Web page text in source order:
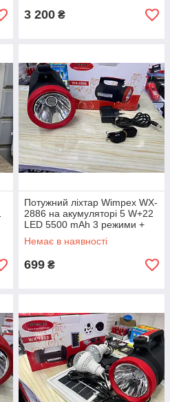
3 200 ₴
Потужний ліхтар Wimpex WX-
2886 на акумуляторі 5 W+22
LED 5500 mAh 3 режими +
power bank Чорний
Немає в наявності
699 ₴